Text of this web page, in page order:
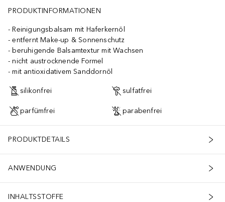
PRODUKTINFORMATIONEN
Reinigungsbalsam mit Haferkernöl
entfernt Make-up & Sonnenschutz
beruhigende Balsamtextur mit Wachsen
nicht austrocknende Formel
mit antioxidativem Sanddornöl
silikonfrei sulfatfrei
parfümfrei parabenfrei
PRODUKTDETAILS
ANWENDUNG
INHALTSSTOFFE